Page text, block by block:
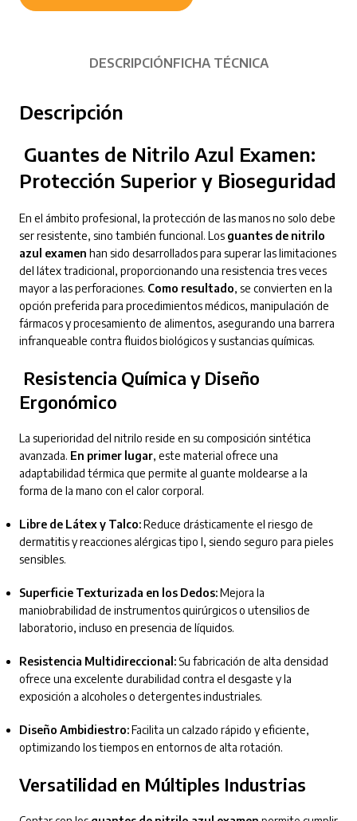
DESCRIPCIÓNFICHA TÉCNICA
Descripción
Guantes de Nitrilo Azul Examen:
Protección Superior y Bioseguridad
En el ámbito profesional, la protección de las manos no solo debe
ser resistente, sino también funcional. Los guantes de nitrilo
azul examen han sido desarrollados para superar las limitaciones
del látex tradicional, proporcionando una resistencia tres veces
mayor a las perforaciones. Como resultado, se convierten en la
opción preferida para procedimientos médicos, manipulación de
fármacos y procesamiento de alimentos, asegurando una barrera
infranqueable contra fluidos biológicos y sustancias químicas.
Resistencia Química y Diseño
Ergonómico
La superioridad del nitrilo reside en su composición sintética
avanzada. En primer lugar, este material ofrece una
adaptabilidad térmica que permite al guante moldearse a la
forma de la mano con el calor corporal.
Libre de Látex y Talco:Reduce drásticamente el riesgo de
dermatitis y reacciones alérgicas tipo I, siendo seguro para pieles
sensibles.
Superficie Texturizada en los Dedos:Mejora la
maniobrabilidad de instrumentos quirúrgicos o utensilios de
laboratorio, incluso en presencia de líquidos.
Resistencia Multidireccional:Su fabricación de alta densidad
ofrece una excelente durabilidad contra el desgaste y la
exposición a alcoholes o detergentes industriales.
Diseño Ambidiestro:Facilita un calzado rápido y eficiente,
optimizando los tiempos en entornos de alta rotación.
Versatilidad en Múltiples Industrias